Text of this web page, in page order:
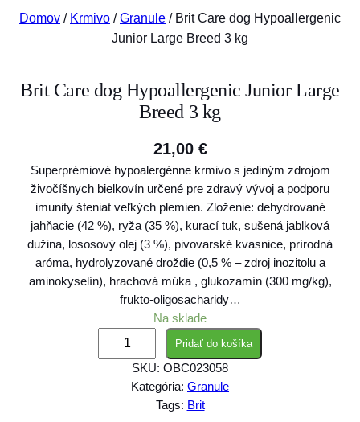
e
r
Domov / Krmivo /Granule / Brit Care dog Hypoallergenic
Junior Large Breed 3 kg
Brit Care dog Hypoallergenic Junior Large
Breed 3 kg
21,00 €
Superprémiové hypoalergénne krmivo s jediným zdrojom
živočíšnych bielkovín určené pre zdravý vývoj a podporu
imunity šteniat veľkých plemien. Zloženie: dehydrované
jahňacie (42 %), ryža (35 %), kurací tuk, sušená jablková
dužina, lososový olej (3 %), pivovarské kvasnice, prírodná
aróma, hydrolyzované droždie (0,5 % – zdroj inozitolu a
aminokyselín), hrachová múka , glukozamín (300 mg/kg),
frukto-oligosacharidy…
Na sklade
Pridať do košíka
SKU: OBC023058
Kategória: Granule
Tags: Brit